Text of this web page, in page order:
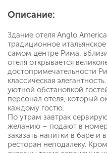
Описание:
Здание отеля Anglo
традиционное
самом центре Рима,
отеля открывается
достопримечательности
классическая
уютной обстановкой
персонал отеля, который
каждому гостю.
По утрам завтрак
желанию – подают в
заказать напитки в баре и
ресторан неподалеку.